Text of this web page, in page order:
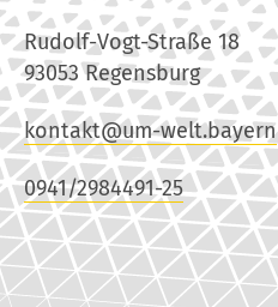
Rudolf-Vogt-Straße 18
93053 Regensburg
kontakt@um-welt.bayern
0941/2984491-25